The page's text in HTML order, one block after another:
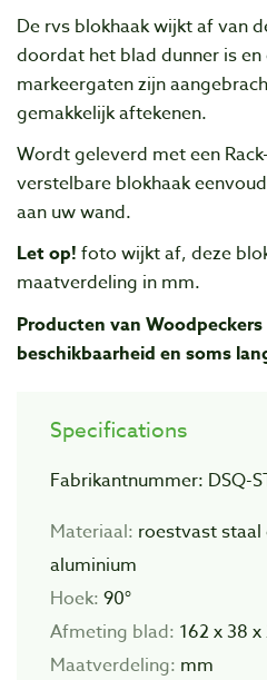
De rvs blokhaak wijkt af van
doordat het blad dunner is
markeergaten zijn
gemakkelijk aftekenen.
Wordt geleverd met een
verstelbare blokhaak
aan uw wand.
Let op! foto wijkt af, deze
maatverdeling in mm.
Producten van
beschikbaarheid en soms
Specifications
Fabrikantnummer: DSQ-
Materiaal: roestvast
aluminium
Hoek: 90°
Afmeting blad: 162 x 38
Maatverdeling: mm